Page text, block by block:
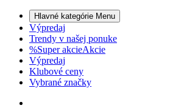
Hlavné kategórie Menu
Výpredaj
Trendy v našej ponuke
%Super akcieAkcie
Výpredaj
Klubové ceny
Vybrané značky